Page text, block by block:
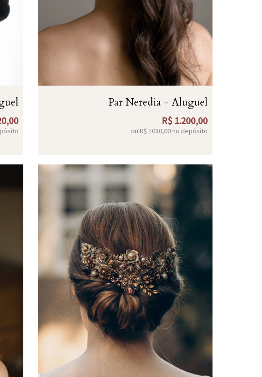
Par Neredia - Aluguel
R$ 1.200,00
ou R$ 1080,00 no depósito